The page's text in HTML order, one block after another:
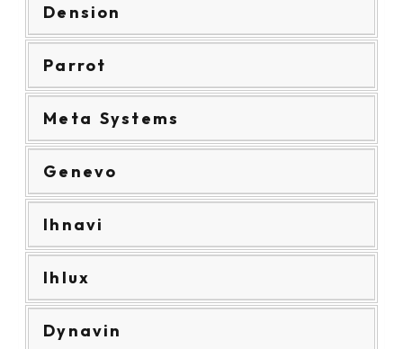
Dension
Parrot
Meta Systems
Genevo
Ihnavi
Ihlux
Dynavin